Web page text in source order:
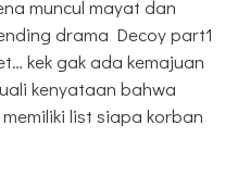
muncul mayat dan
drama Decoy part1
kek gak ada kemajuan
kenyataan bahwa
list siapa korban